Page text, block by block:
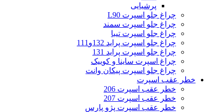
پرشیایی
چراغ جلو اسپرت L90
چراغ جلو اسپرت سمند
چراغ جلو اسپرت تیبا
چراغ جلو اسپرت پراید 132و111
چراغ جلو اسپرت پراید 131
چراغ اسپرت ساینا و کوییک
چراغ جلو اسپرت پیکان وانت
خطر عقب اسپرت
خطر عقب اسپرت 206
خطر عقب اسپرت 207
خطر عقب اسپرت پژو پارس